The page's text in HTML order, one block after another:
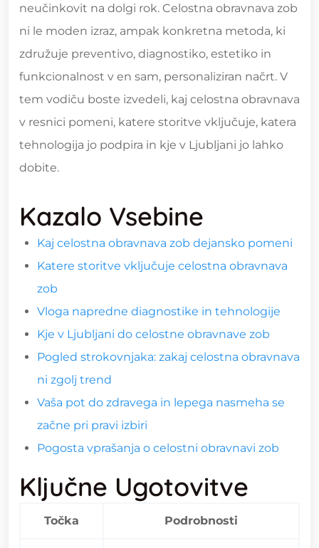
neučinkovit na dolgi rok. Celostna obravnava zob
ni le moden izraz, ampak konkretna metoda, ki
združuje preventivo, diagnostiko, estetiko in
funkcionalnost v en sam, personaliziran načrt. V
tem vodiču boste izvedeli, kaj celostna obravnava
v resnici pomeni, katere storitve vključuje, katera
tehnologija jo podpira in kje v Ljubljani jo lahko
dobite.
Kazalo Vsebine
Kaj celostna obravnava zob dejansko pomeni
Katere storitve vključuje celostna obravnava
zob
Vloga napredne diagnostike in tehnologije
Kje v Ljubljani do celostne obravnave zob
Pogled strokovnjaka: zakaj celostna obravnava
ni zgolj trend
Vaša pot do zdravega in lepega nasmeha se
začne pri pravi izbiri
Pogosta vprašanja o celostni obravnavi zob
Ključne Ugotovitve
Točka Podrobnosti